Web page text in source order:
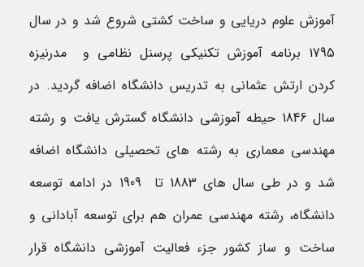
آموزش علوم دریایی و ساخت کشتی شروع شد و در سال
1795 برنامه آموزش تکنیکی پرسنل نظامی و مدرنیزه
کردن ارتش عثمانی به تدریس دانشگاه اضافه گردید. در
سال 1846 حیطه آموزشی دانشگاه گسترش یافت و رشته
مهندسی معماری به رشته های تحصیلی دانشگاه اضافه
شد و در طی سال های 1883 تا 1909 در ادامه توسعه
دانشگاه، رشته مهندسی عمران هم برای توسعه آبادانی و
ساخت و ساز کشور جزء فعالیت آموزشی دانشگاه قرار